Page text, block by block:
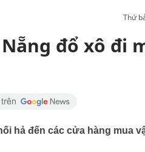
thứ
đổ xô đi
hả đến các cửa hàng mua